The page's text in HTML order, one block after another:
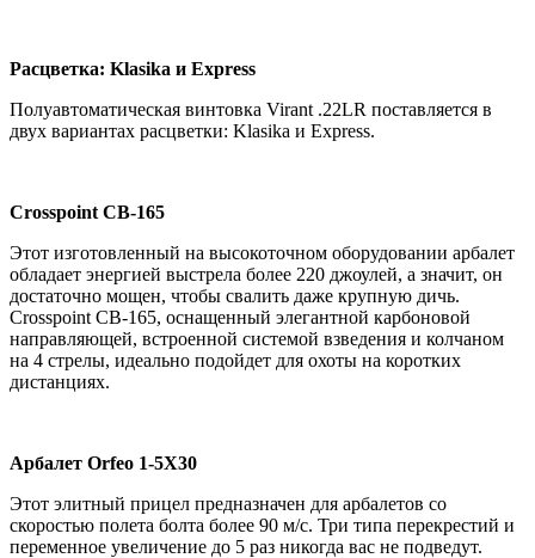
Расцветка: Klasika и Express
Полуавтоматическая винтовка Virant .22LR поставляется в
двух вариантах расцветки: Klasika и Express.
Crosspoint CB-165
Этот изготовленный на высокоточном оборудовании арбалет
обладает энергией выстрела более 220 джоулей, а значит, он
достаточно мощен, чтобы свалить даже крупную дичь.
Crosspoint CB-165, оснащенный элегантной карбоновой
направляющей, встроенной системой взведения и колчаном
на 4 стрелы, идеально подойдет для охоты на коротких
дистанциях.
Арбалет Orfeo 1-5X30
Этот элитный прицел предназначен для арбалетов со
скоростью полета болта более 90 м/с. Три типа перекрестий и
переменное увеличение до 5 раз никогда вас не подведут.